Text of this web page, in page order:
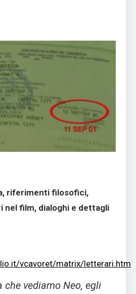
riferimenti filosofici,
nel film, dialoghi e dettagli
vcavoret/matrix/letterari.htm
che vediamo Neo, egli